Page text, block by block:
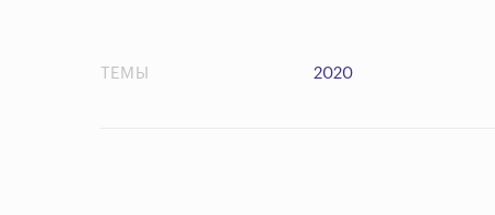
ТЕМЫ 2020